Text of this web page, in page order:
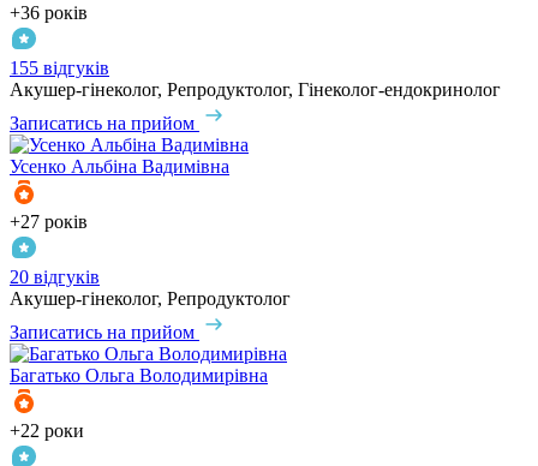
+36 років
155 відгуків
Акушер-гінеколог, Репродуктолог, Гінеколог-ендокринолог
Записатись на прийом
Усенко Альбіна Вадимівна
+27 років
20 відгуків
Акушер-гінеколог, Репродуктолог
Записатись на прийом
Багатько Ольга Володимирівна
+22 роки